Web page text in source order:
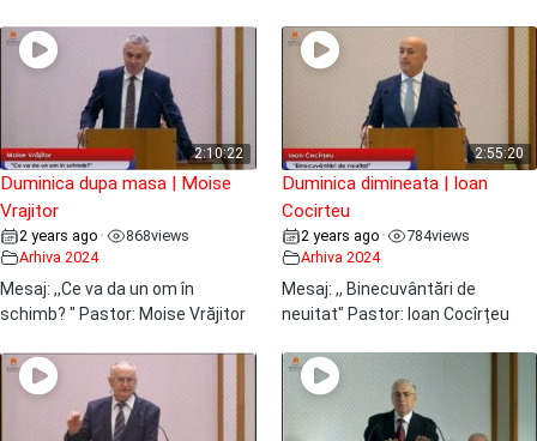
2:10:22
Duminica dupa masa | Moise
Vrajitor
2 years ago • 868views
Arhiva 2024
Mesaj: ,,Ce va da un om în
schimb? " Pastor: Moise Vrăjitor
2:55:20
Duminica dimineata | Ioan
Cocirteu
2 years ago • 784views
Arhiva 2024
Mesaj: ,, Binecuvântări de
neuitat" Pastor: Ioan Cocîrțeu